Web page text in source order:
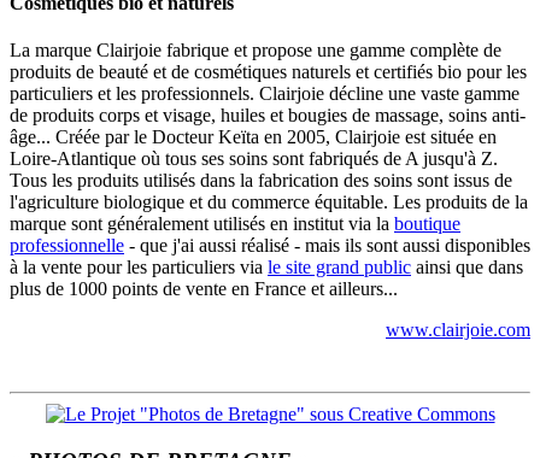
La marque Clairjoie fabrique et propose une gamme complète de
produits de beauté et de cosmétiques naturels et certifiés bio pour les
particuliers et les professionnels. Clairjoie décline une vaste gamme
de produits corps et visage, huiles et bougies de massage, soins anti-
âge... Créée par le Docteur Keïta en 2005, Clairjoie est située en
Loire-Atlantique où tous ses soins sont fabriqués de A jusqu'à Z.
Tous les produits utilisés dans la fabrication des soins sont issus de
l'agriculture biologique et du commerce équitable. Les produits de la
marque sont généralement utilisés en institut via la boutique
professionnelle - que j'ai aussi réalisé - mais ils sont aussi disponibles
à la vente pour les particuliers via le site grand public ainsi que dans
plus de 1000 points de vente en France et ailleurs...
www.clairjoie.com